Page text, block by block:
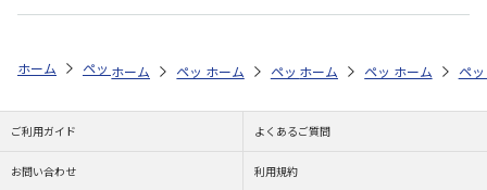
ホーム ペットストア ケージ・飼育その他用品 メンテナンス用具（
ホーム ペットストア ケージ・飼育その他用品 メ
ホーム ペットストア ケージ・飼育その
ホーム ペットストア ケ
ホーム ペ
ご利用ガイド よくあるご質問
お問い合わせ 利用規約